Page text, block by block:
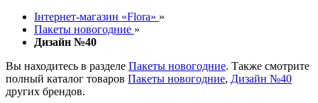
Інтернет-магазин «Flora» »
Пакеты новогодние »
Дизайн №40
Вы находитесь в разделе Пакеты новогодние. Также смотрите
полный каталог товаров Пакеты новогодние, Дизайн №40
других брендов.